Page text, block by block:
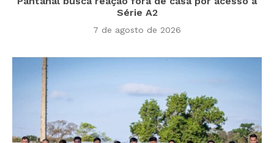
Série A2
7 de agosto de 2026